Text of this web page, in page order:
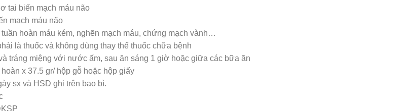
tai biến mạch máu não
mạch máu não
hoàn máu kém, nghẽn mạch máu, chứng mạch vành…
là thuốc và không dùng thay thế thuốc chữa bệnh
tráng miệng với nước ấm, sau ăn sáng 1 giờ hoặc giữa các bữa ăn
x 37.5 gr/ hộp gỗ hoặc hộp giấy
sx và HSD ghi trên bao bì.